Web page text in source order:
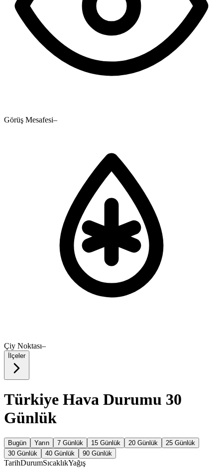
Görüş Mesafesi–
Çiy Noktası–
İlçeler
Türkiye Hava Durumu 30
Günlük
Bugün Yarın 7 Günlük 15 Günlük 20 Günlük
25 Günlük
30 Günlük
40 Günlük 90 Günlük
TarihDurumSıcaklıkYağış